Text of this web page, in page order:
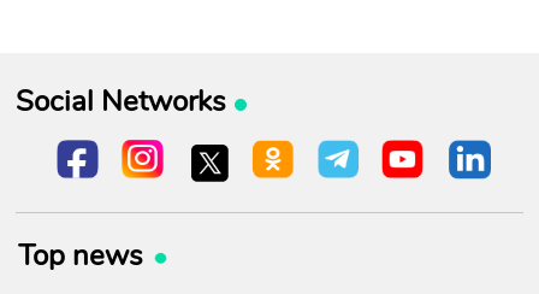
Social Networks
Top news